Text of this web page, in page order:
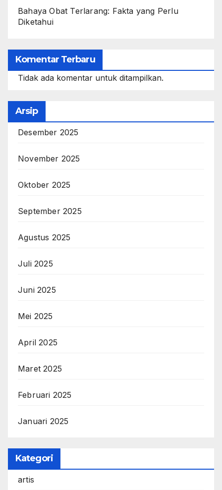
Bahaya Obat Terlarang: Fakta yang Perlu
Diketahui
Komentar Terbaru
Tidak ada komentar untuk ditampilkan.
Arsip
Desember 2025
November 2025
Oktober 2025
September 2025
Agustus 2025
Juli 2025
Juni 2025
Mei 2025
April 2025
Maret 2025
Februari 2025
Januari 2025
Kategori
artis